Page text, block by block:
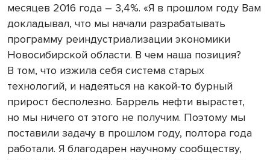
месяцев 2016 года – 3,4%. «Я в прошлом году Вам
докладывал, что мы начали разрабатывать
программу реиндустриализации экономики
Новосибирской области. В чем наша позиция?
В том, что изжила себя система старых
технологий, и надеяться на какой‑то бурный
прирост бесполезно. Баррель нефти вырастет,
но мы ничего от этого не получим. Поэтому мы
поставили задачу в прошлом году, полтора года
работали. Я благодарен научному сообществу,